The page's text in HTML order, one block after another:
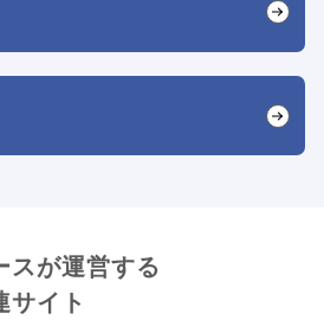
スが運営する
サイト